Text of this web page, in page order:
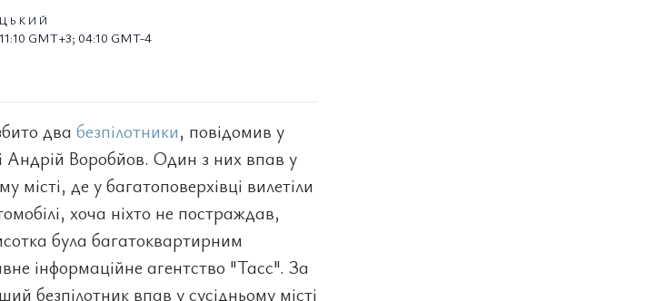
GMT+3; 04:10 GMT-4
два безпілотники, повідомив у
Андрій Воробйов. Один з них впав у
місті, де у багатоповерхівці вилетіли
хоча ніхто не постраждав,
була багатоквартирним
інформаційне агентство "Тасс". За
безпілотник впав у сусідньому місті